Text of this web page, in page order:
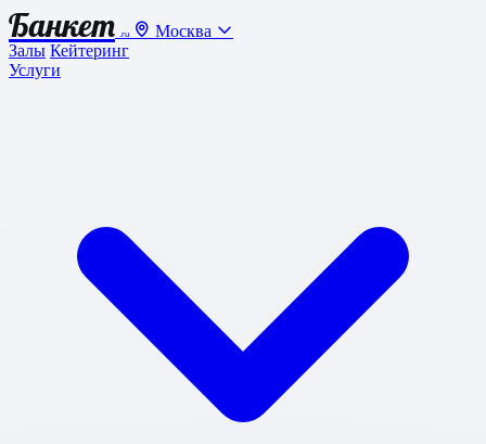
Банкет .ru
Москва
Залы Кейтеринг
Услуги